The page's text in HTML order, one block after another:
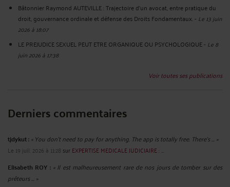
Bâtonnier Raymond AUTEVILLE : Trajectoire d’un avocat, entre pratique du
droit, gouvernance ordinale et défense des Droits Fondamentaux.- Le 13 juin
2026 à 18:07
LE PREJUDICE SEXUEL PEUT ETRE ORGANIQUE OU PSYCHOLOGIQUE- Le 8
juin 2026 à 17:38
Voir toutes ses publications
Derniers commentaires
tjdykut :« You don’t need to pay for anything. The app is totally free. There’s ... »
Le 19 juil. 2026 à 11:28 sur EXPERTISE MEDICALE JUDICIAIRE : ...
Elisabeth ROY : « Il est malheureusement rare de nos jours de tomber sur des
prêteurs ... »